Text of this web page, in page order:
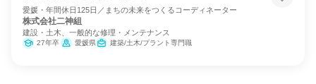
愛媛・年間休日125日／まちの未来をつくるコーディネーター
株式会社二神組
建設・土木、一般的な修理・メンテナンス
27年卒 愛媛県 建築/土木/プラント専門職